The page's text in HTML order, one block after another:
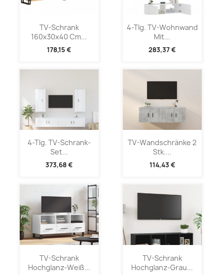
TV-Schrank
160x30x40 Cm...
178,15 €
4-Tlg. TV-Wohnwand
Mit...
283,37 €
4-Tlg. TV-Schrank-
Set...
373,68 €
TV-Wandschränke 2
Stk....
114,43 €
TV-Schrank
Hochglanz-Weiß...
TV-Schrank
Hochglanz-Grau...